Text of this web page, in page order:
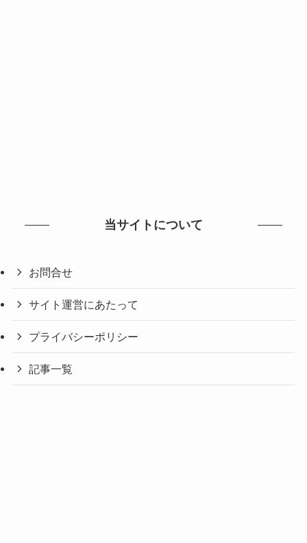
当サイトについて
お問合せ
サイト運営にあたって
プライバシーポリシー
記事一覧